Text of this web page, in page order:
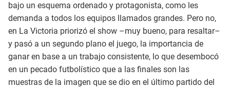
bajo un esquema ordenado y protagonista, como les
demanda a todos los equipos llamados grandes. Pero no,
en La Victoria priorizó el show –muy bueno, para resaltar–
y pasó a un segundo plano el juego, la importancia de
ganar en base a un trabajo consistente, lo que desembocó
en un pecado futbolístico que a las finales son las
muestras de la imagen que se dio en el último partido del